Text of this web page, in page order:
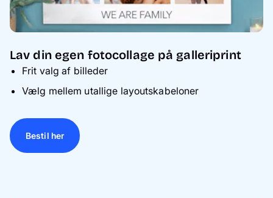
Lav din egen fotocollage på galleriprint
Frit valg af billeder
Vælg mellem utallige layoutskabeloner
Bestil her